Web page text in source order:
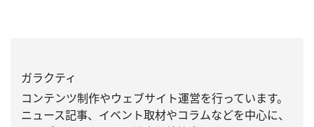
ガラクティ
コンテンツ制作やウェブサイト運営を行っています。
ニュース記事、 イベント取材やコラムなどを中心に、